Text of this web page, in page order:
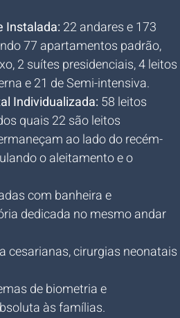
Instalada: 22 andares e 173
77 apartamentos padrão,
2 suítes presidenciais, 4 leitos
e 21 de Semi-intensiva.
Individualizada: 58 leitos
quais 22 são leitos
ao lado do recém-
o aleitamento e o
com banheira e
dedicada no mesmo andar
cesarianas, cirurgias neonatais
de biometria e
às famílias.